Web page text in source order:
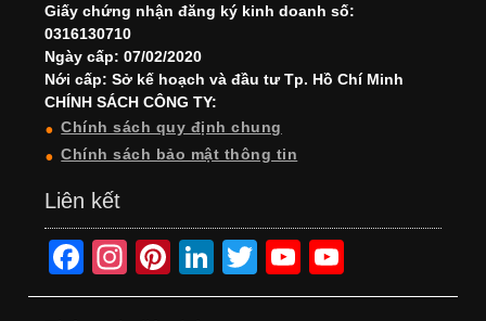
Giấy chứng nhận đăng ký kinh doanh số:
0316130710
Ngày cấp: 07/02/2020
Nới cấp: Sở kế hoạch và đầu tư Tp. Hồ Chí Minh
CHÍNH SÁCH CÔNG TY:
Chính sách quy định chung
Chính sách bảo mật thông tin
Liên kết
F
a
In
st
Pi
nt
Li
n
T
wi
Y
o
o